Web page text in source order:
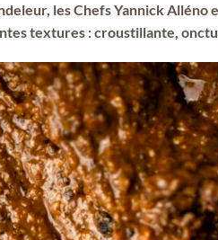
les Chefs Yannick
textures : croustillante,